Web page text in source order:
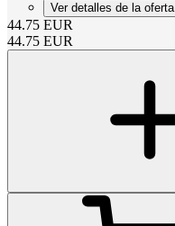
Ver detalles de la oferta
44.75 EUR
44.75 EUR